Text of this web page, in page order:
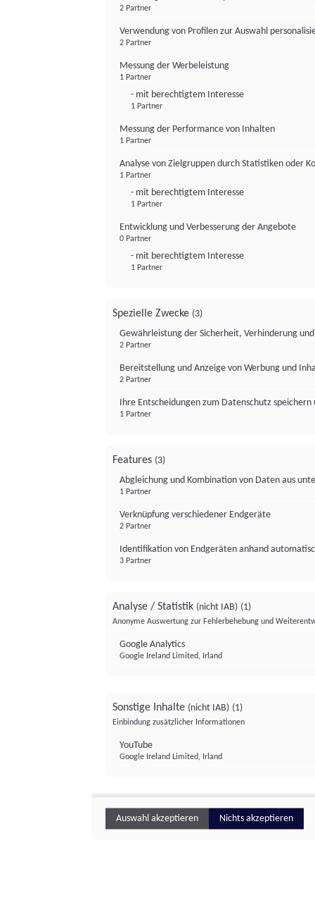
2 Partner
Verwendung von Profilen zur Auswahl
2 Partner
Messung der Werbeleistung
1 Partner
- mit berechtigtem Interesse
1 Partner
Messung der Performance von Inhalten
1 Partner
Analyse von Zielgruppen durch Statistiken oder
1 Partner
- mit berechtigtem Interesse
1 Partner
Entwicklung und Verbesserung der Angebote
0 Partner
- mit berechtigtem Interesse
1 Partner
Spezielle Zwecke (3)
Gewährleistung der Sicherheit, Verhinderung
2 Partner
Bereitstellung und Anzeige von Werbung und
2 Partner
Ihre Entscheidungen zum Datenschutz
1 Partner
Features (3)
Abgleichung und Kombination von Daten aus
1 Partner
Verknüpfung verschiedener Endgeräte
2 Partner
Identifikation von Endgeräten anhand
3 Partner
Analyse / Statistik (nicht IAB) (1)
Anonyme Auswertung zur Fehlerbehebung und
Google Analytics
Google Ireland Limited, Irland
Sonstige Inhalte (nicht IAB) (1)
Einbindung zusätzlicher Informationen
YouTube
Google Ireland Limited, Irland
Auswahl akzeptieren Nichts akzeptieren